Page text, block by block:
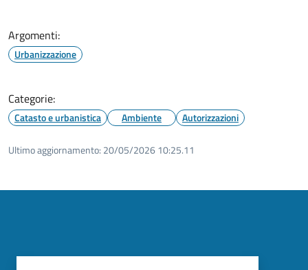
Argomenti:
Urbanizzazione
Categorie:
Catasto e urbanistica Ambiente Autorizzazioni
Ultimo aggiornamento: 20/05/2026 10:25.11